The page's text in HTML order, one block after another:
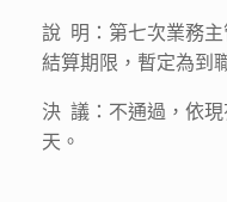
說 明：第七次業務
結算期限，暫定為到
決 議：不通過，依
天。